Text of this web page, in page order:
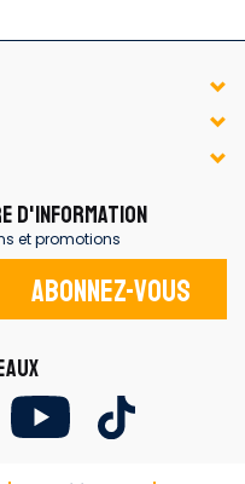
D'INFORMATION
et promotions
Abonnez-vous